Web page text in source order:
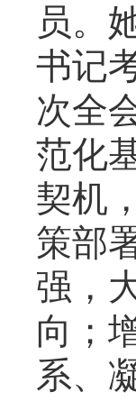
员。
书记
次全
范化
契机
策部
强，
向；
系、